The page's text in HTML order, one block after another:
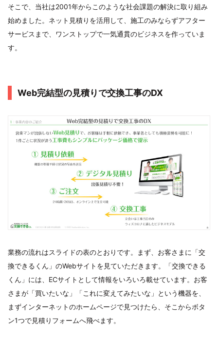
そこで、当社は2001年からこのような社会課題の解決に取り組み
始めました。ネット見積りを活用して、施工のみならずアフター
サービスまで、ワンストップで一気通貫のビジネスを作っていま
す。
Web完結型の見積りで交換工事のDX
業務の流れはスライドの表のとおりです。まず、お客さまに「交
換できるくん」のWebサイトを見ていただきます。「交換できる
くん」には、ECサイトとして情報をいろいろ載せています。お客
さまが「買いたいな」「これに変えてみたいな」という機器を、
まずインターネットのホームページで見つけたら、そこからボタ
ン1つで見積りフォームへ飛べます。